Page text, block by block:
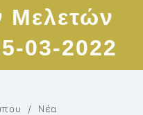
Μελετών
03-2022
/ Νέα